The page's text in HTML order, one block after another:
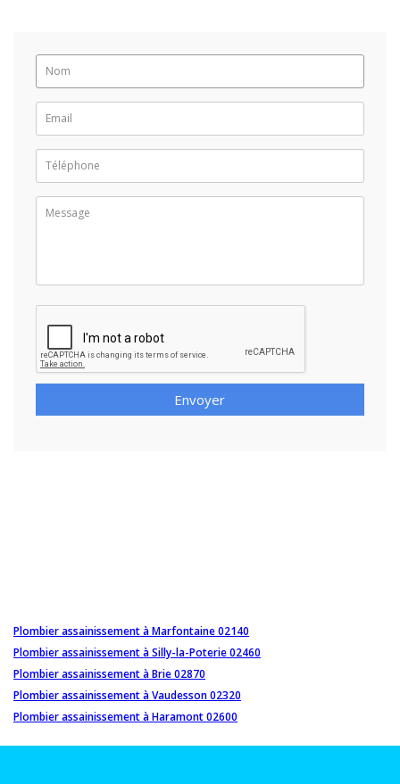
Envoyer
Plombier assainissement à Marfontaine 02140
Plombier assainissement à Silly-la-Poterie 02460
Plombier assainissement à Brie 02870
Plombier assainissement à Vaudesson 02320
Plombier assainissement à Haramont 02600